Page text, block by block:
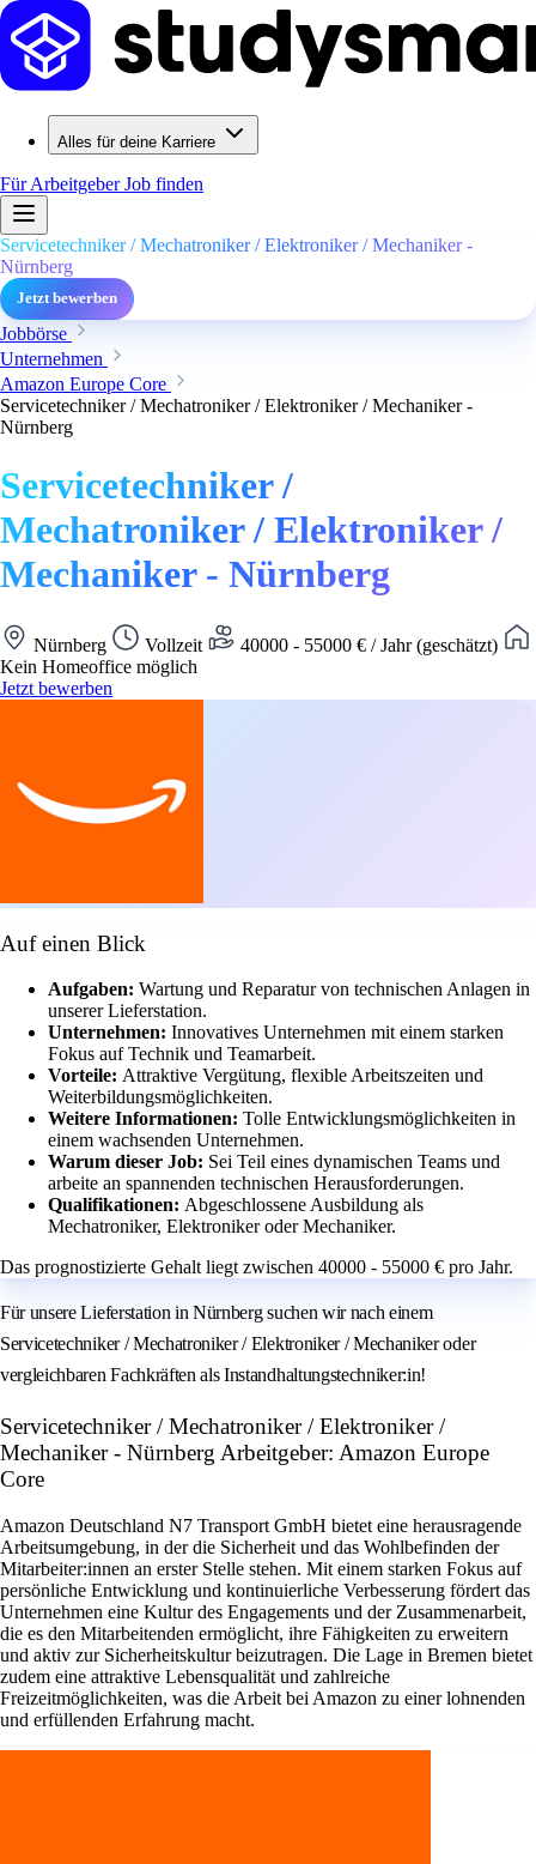
Alles für deine Karriere
Für ArbeitgeberJob finden
Servicetechniker / Mechatroniker / Elektroniker / Mechaniker -
Nürnberg
Jetzt bewerben
Jobbörse
Unternehmen
Amazon Europe Core
Servicetechniker / Mechatroniker / Elektroniker / Mechaniker -
Nürnberg
Servicetechniker /
Mechatroniker / Elektroniker /
Mechaniker - Nürnberg
Nürnberg Vollzeit
40000 - 55000 € / Jahr (geschätzt)
Kein Homeoffice möglich
Jetzt bewerben
Auf einen Blick
Aufgaben: Wartung und Reparatur von technischen Anlagen in
unserer Lieferstation.
Unternehmen: Innovatives Unternehmen mit einem starken
Fokus auf Technik und Teamarbeit.
Vorteile: Attraktive Vergütung, flexible Arbeitszeiten und
Weiterbildungsmöglichkeiten.
Weitere Informationen: Tolle Entwicklungsmöglichkeiten in
einem wachsenden Unternehmen.
Warum dieser Job: Sei Teil eines dynamischen Teams und
arbeite an spannenden technischen Herausforderungen.
Qualifikationen: Abgeschlossene Ausbildung als
Mechatroniker, Elektroniker oder Mechaniker.
Das prognostizierte Gehalt liegt zwischen 40000 - 55000 € pro Jahr.
Für unsere Lieferstation in Nürnberg suchen wir nach einem
Servicetechniker / Mechatroniker / Elektroniker / Mechaniker oder
vergleichbaren Fachkräften als Instandhaltungstechniker:in!
Servicetechniker / Mechatroniker / Elektroniker /
Mechaniker - Nürnberg Arbeitgeber: Amazon Europe
Core
Amazon Deutschland N7 Transport GmbH bietet eine herausragende
Arbeitsumgebung, in der die Sicherheit und das Wohlbefinden der
Mitarbeiter:innen an erster Stelle stehen. Mit einem starken Fokus auf
persönliche Entwicklung und kontinuierliche Verbesserung fördert das
Unternehmen eine Kultur des Engagements und der Zusammenarbeit,
die es den Mitarbeitenden ermöglicht, ihre Fähigkeiten zu erweitern
und aktiv zur Sicherheitskultur beizutragen. Die Lage in Bremen bietet
zudem eine attraktive Lebensqualität und zahlreiche
Freizeitmöglichkeiten, was die Arbeit bei Amazon zu einer lohnenden
und erfüllenden Erfahrung macht.